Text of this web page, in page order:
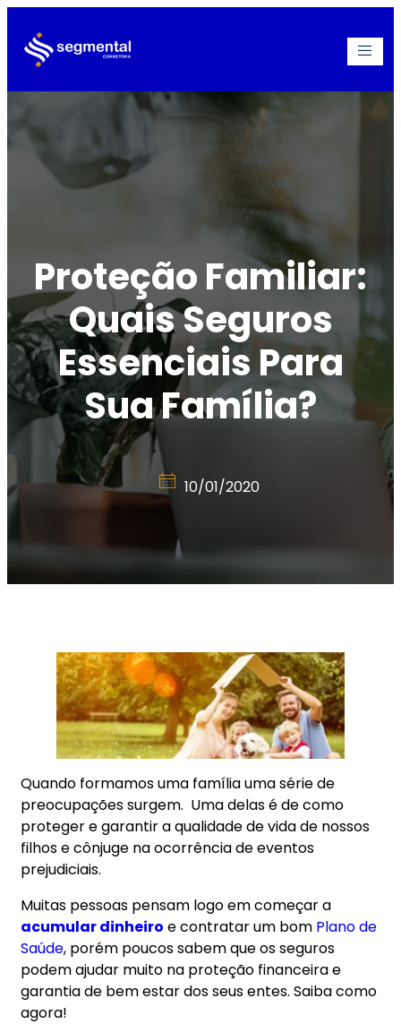
Proteção Familiar:
Quais Seguros
Essenciais Para
Sua Família?
10/01/2020
Quando formamos uma família uma série de
preocupações surgem. Uma delas é de como
proteger e garantir a qualidade de vida de nossos
filhos e cônjuge na ocorrência de eventos
prejudiciais.
Muitas pessoas pensam logo em começar a
acumular dinheiro e contratar um bom Plano de
Saúde, porém poucos sabem que os seguros
podem ajudar muito na proteção financeira e
garantia de bem estar dos seus entes. Saiba como
agora!